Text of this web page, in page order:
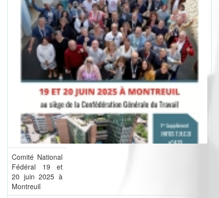
Comité National
Fédéral 19 et
20 juin 2025 à
Montreuil